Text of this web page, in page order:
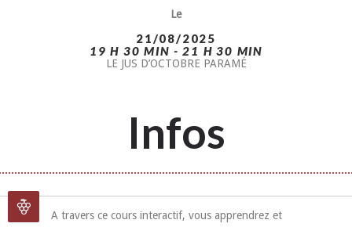
Le
21/08/2025
19 H 30 MIN - 21 H 30 MIN
LE JUS D’OCTOBRE PARAMÉ
Infos
A travers ce cours interactif, vous apprendrez et